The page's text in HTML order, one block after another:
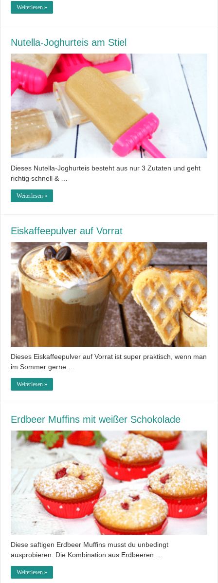
Weiterlesen »
Nutella-Joghurteis am Stiel
Dieses Nutella-Joghurteis besteht aus nur 3 Zutaten und geht
richtig schnell & …
Weiterlesen »
Eiskaffeepulver auf Vorrat
Dieses Eiskaffeepulver auf Vorrat ist super praktisch, wenn man
im Sommer gerne …
Weiterlesen »
Erdbeer Muffins mit weißer Schokolade
Diese saftigen Erdbeer Muffins musst du unbedingt
ausprobieren. Die Kombination aus Erdbeeren …
Weiterlesen »